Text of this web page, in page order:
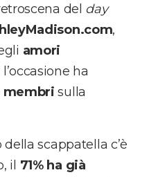
del day
,
amori
ha
membri sulla
della scappatella c’è
il 71% ha già